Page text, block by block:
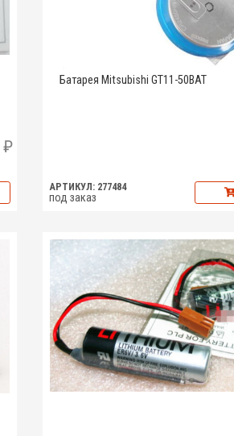
Батарея Mitsubishi GT11-50BAT
АРТИКУЛ: 277484
под заказ